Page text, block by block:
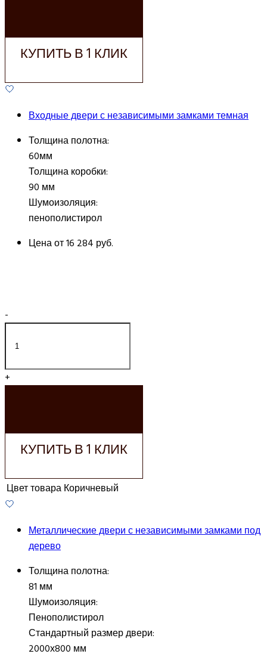
КУПИТЬ В 1 КЛИК
Входные двери с независимыми замками темная
Толщина полотна:
60мм
Толщина коробки:
90 мм
Шумоизоляция:
пенополистирол
Цена от16 284 руб.
-
+
КУПИТЬ В 1 КЛИК
Цвет товараКоричневый
Металлические двери с независимыми замками под
дерево
Толщина полотна:
81 мм
Шумоизоляция:
Пенополистирол
Стандартный размер двери:
2000х800 мм